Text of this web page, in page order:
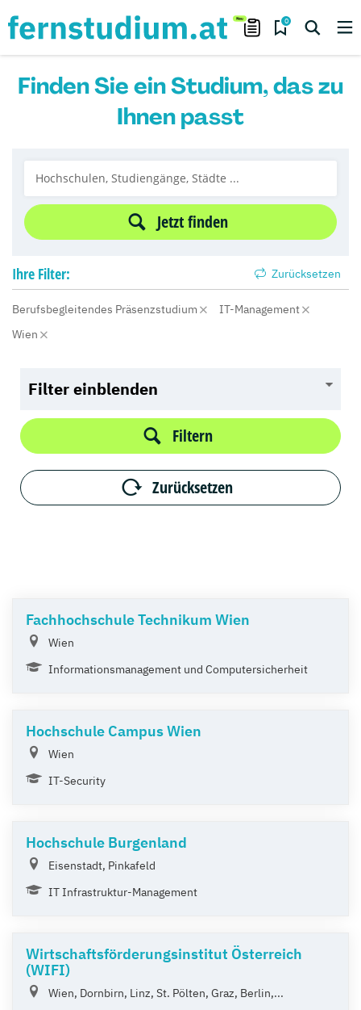
0
Finden Sie ein Studium, das zu
Ihnen passt
Jetzt finden
Ihre Filter: Zurücksetzen
Berufsbegleitendes Präsenzstudium
IT-Management
Wien
Filter einblenden
Filtern
Zurücksetzen
Fachhochschule Technikum Wien
Wien
Informationsmanagement und Computersicherheit
Hochschule Campus Wien
Wien
IT-Security
Hochschule Burgenland
Eisenstadt, Pinkafeld
IT Infrastruktur-Management
Wirtschaftsförderungsinstitut Österreich
(WIFI)
Wien, Dornbirn, Linz, St. Pölten, Graz, Berlin,...